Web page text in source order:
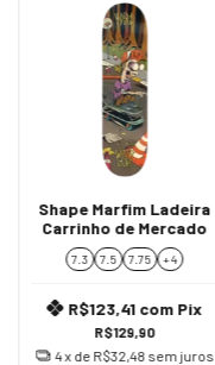
Shape Marfim Ladeira
Carrinho de Mercado
7.3 7.5 7.75 + 4
R$129,90
R$123,41 com Pix
4x de R$32,48 sem juros